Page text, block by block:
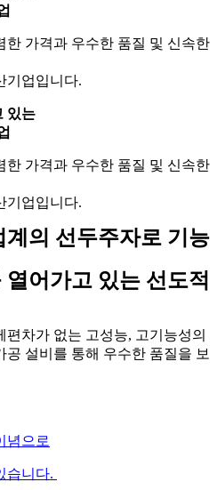
한 가격과 우수한 품질 및 신속한
기업입니다.
있는
한 가격과 우수한 품질 및 신속한
기업입니다.
계의 선두주자로 기능
어가고 있는 선도적
차가 없는 고성능, 고기능성의
설비를 통해 우수한 품질을 보
념으로
습니다.